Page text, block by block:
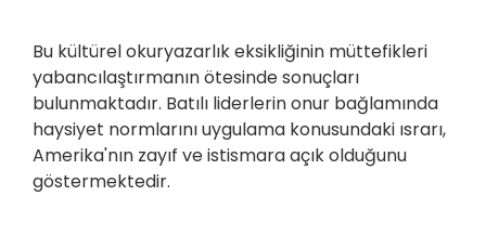
Bu kültürel okuryazarlık eksikliğinin müttefikleri
yabancılaştırmanın ötesinde sonuçları
bulunmaktadır. Batılı liderlerin onur bağlamında
haysiyet normlarını uygulama konusundaki ısrarı,
Amerika'nın zayıf ve istismara açık olduğunu
göstermektedir.